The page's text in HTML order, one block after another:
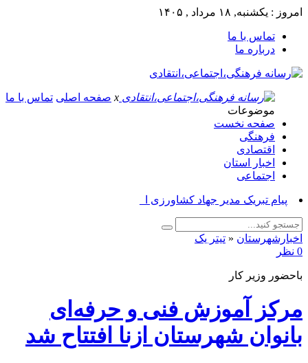
امروز : یکشنبه, ۱۸ مرداد , ۱۴۰۵
تماس با ما
درباره ما
x صفحه اصلی تماس با ما
موضوعات
صفحه نخست
فرهنگی
اقتصادی
اخبار استان
اجتماعی
پیام تبریک مدیر جهاد کشاورزی ازنا به _
اخبارشهرستان « تیتر یک
0 نظر
باحضور وزیر کار
مرکز آموزش فنی و حرفه‌ای
بانوان شهرستان ازنا افتتاح شد